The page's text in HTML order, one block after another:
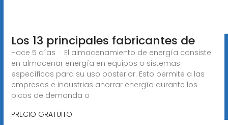
Los 13 principales fabricantes de
Hace 5 días · El almacenamiento de energía consiste
en almacenar energía en equipos o sistemas
específicos para su uso posterior. Esto permite a las
empresas e industrias ahorrar energía durante los
picos de demanda o
PRECIO GRATUITO